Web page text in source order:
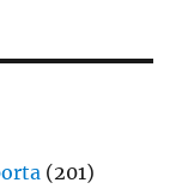
(201)